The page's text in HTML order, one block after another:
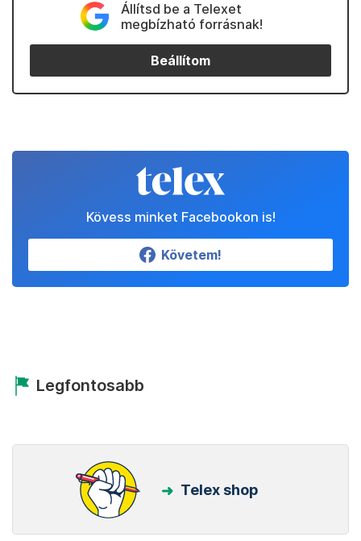
Állítsd be a Telexet
megbízható forrásnak!
Beállítom
Kövess minket Facebookon is!
Követem!
Legfontosabb
Telex shop